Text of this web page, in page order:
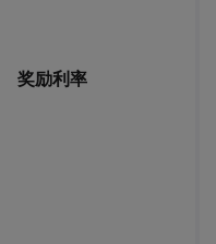
奖励利率